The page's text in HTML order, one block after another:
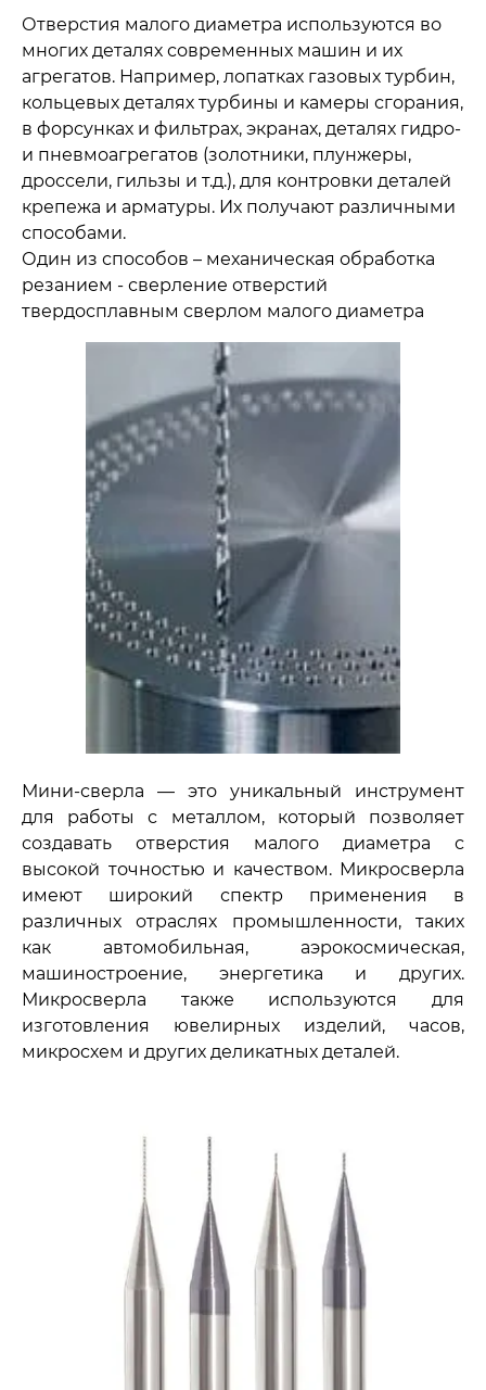
Отверстия малого диаметра используются во
многих деталях современных машин и их
агрегатов. Например, лопатках газовых турбин,
кольцевых деталях турбины и камеры сгорания,
в форсунках и фильтрах, экранах, деталях гидро-
и пневмоагрегатов (золотники, плунжеры,
дроссели, гильзы и т.д.), для контровки деталей
крепежа и арматуры. Их получают различными
способами.
Один из способов – механическая обработка
резанием - сверление отверстий
твердосплавным сверлом малого диаметра
Мини-сверла — это уникальный инструмент
для работы с металлом, который позволяет
создавать отверстия малого диаметра с
высокой точностью и качеством. Микросверла
имеют широкий спектр применения в
различных отраслях промышленности, таких
как автомобильная, аэрокосмическая,
машиностроение, энергетика и других.
Микросверла также используются для
изготовления ювелирных изделий, часов,
микросхем и других деликатных деталей.